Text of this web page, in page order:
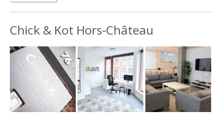
Chick & Kot Hors-Château